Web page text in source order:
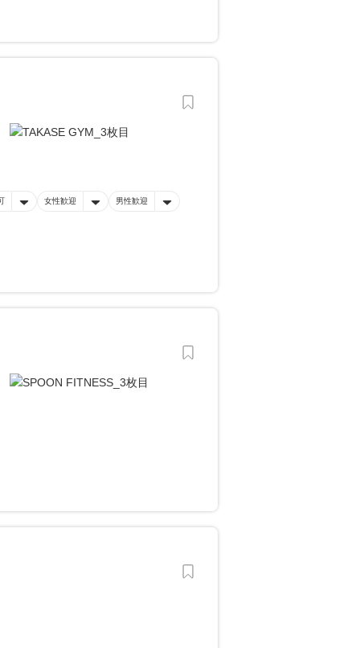
女性歓迎 男性歓迎